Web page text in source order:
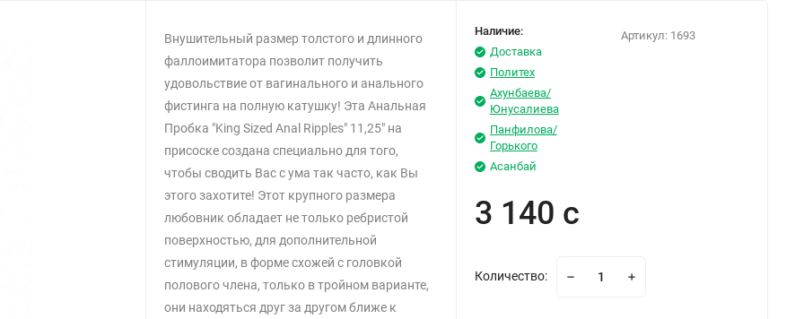
Внушительный размер толстого и длинного
фаллоимитатора позволит получить
удовольствие от вагинального и анального
фистинга на полную катушку! Эта Анальная
Пробка "King Sized Anal Ripples" 11,25" на
присоске создана специально для того,
чтобы сводить Вас с ума так часто, как Вы
этого захотите! Этот крупного размера
любовник обладает не только ребристой
поверхностью, для дополнительной
стимуляции, в форме схожей с головкой
полового члена, только в тройном варианте,
они находяться друг за другом ближе к
Наличие:
Доставка
Политех
Ахунбаева/
Юнусалиева
Панфилова/
Горького
Асанбай
Артикул: 1693
3 140 с
Количество: